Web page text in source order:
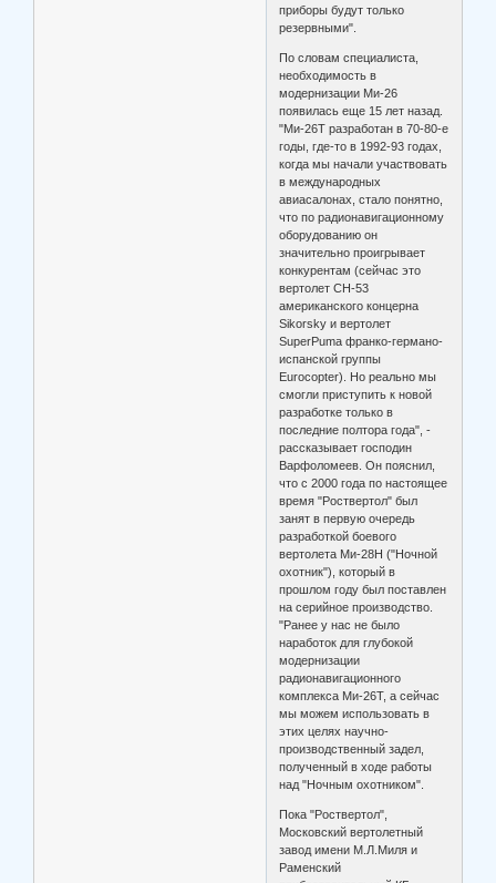
приборы будут только
резервными".
По словам специалиста,
необходимость в
модернизации Ми-26
появилась еще 15 лет назад.
"Ми-26Т разработан в 70-80-е
годы, где-то в 1992-93 годах,
когда мы начали участвовать
в международных
авиасалонах, стало понятно,
что по радионавигационному
оборудованию он
значительно проигрывает
конкурентам (сейчас это
вертолет СН-53
американского концерна
Sikorsky и вертолет
SuperPuma франко-германо-
испанской группы
Eurocopter). Но реально мы
смогли приступить к новой
разработке только в
последние полтора года", -
рассказывает господин
Варфоломеев. Он пояснил,
что с 2000 года по настоящее
время "Роствертол" был
занят в первую очередь
разработкой боевого
вертолета Ми-28Н ("Ночной
охотник"), который в
прошлом году был поставлен
на серийное производство.
"Ранее у нас не было
наработок для глубокой
модернизации
радионавигационного
комплекса Ми-26Т, а сейчас
мы можем использовать в
этих целях научно-
производственный задел,
полученный в ходе работы
над "Ночным охотником".
Пока "Роствертол",
Московский вертолетный
завод имени М.Л.Миля и
Раменский